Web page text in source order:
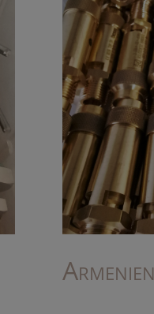
Armenien